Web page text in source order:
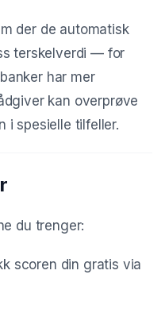
der de automatisk
terskelverdi — for
har mer
kan overprøve
i spesielle tilfeller.
du trenger:
scoren din gratis via